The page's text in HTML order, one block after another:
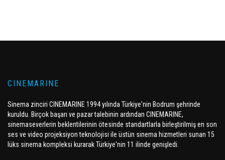
CINEMARINE
Sinema zinciri CINEMARINE 1994 yılında Türkiye'nin Bodrum şehrinde
kuruldu. Birçok başarı ve pazar talebinin ardından CINEMARINE,
sinemaseverlerin beklentilerinin ötesinde standartlarla birleştirilmiş en son
ses ve video projeksiyon teknolojisi ile üstün sinema hizmetleri sunan 15
lüks sinema kompleksi kurarak Türkiye'nin 11 ilinde genişledi.